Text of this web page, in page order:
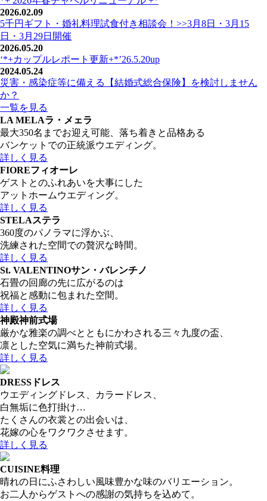
2026.02.09
5千円ギフト・婚礼料理試食付き相談会！>>3月8日・3月15
日・3月29日開催
2026.05.20
‘*+カップルレポート更新+*’26.5.20up
2024.05.24
災害・感染症等に備える【結婚式総合保険】を検討しません
か？
一覧を見る
LA MELAラ・メェラ
最大350名までお迎え可能、落ち着きと品格ある
バンケットでの正統派ウエディング。
詳しく見る
FIOREフィオーレ
ゲストとのふれあいを大事にした
アットホームウエディング。
詳しく見る
STELAステラ
360度のパノラマに浮かぶ、
洗練された空間での贅沢な時間。
詳しく見る
St. VALENTINOサン・バレンチノ
石畳の回廊の先に広がるのは
祝福と感動に包まれた空間。
詳しく見る
神殿神前式場
厳かな雅楽の調べとともにかわされる三々九度の盃、
凛とした空気に満ちた神前式場。
詳しく見る
DRESS ドレス
ウエディングドレス、カラードレス、
白無垢に色打掛け…
たくさんの衣裳との出会いは、
花嫁の心をワクワクさせます。
詳しく見る
CUISINE料理
晴れの日にふさわしい風味豊かな味のバリエーション。
お二人からゲストへの感謝の気持ちを込めて。